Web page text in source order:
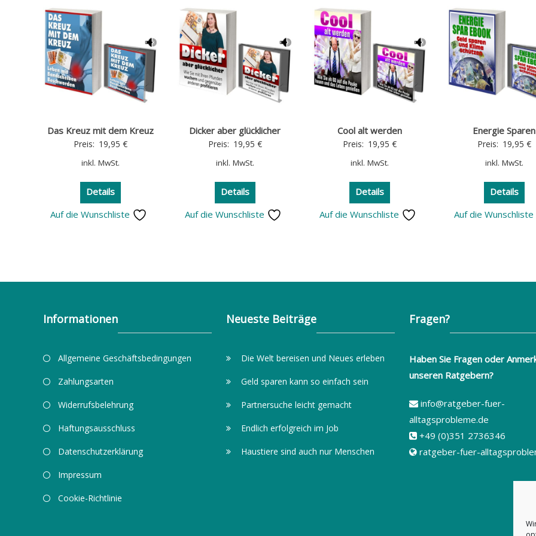
Das Kreuz mit dem Kreuz
Preis: 19,95 €
inkl. MwSt.
Details
Auf die Wunschliste
Dicker aber glücklicher
Preis: 19,95 €
inkl. MwSt.
Details
Auf die Wunschliste
Cool alt werden
Preis: 19,95 €
inkl. MwSt.
Details
Auf die Wunschliste
Energie Sparen
Preis: 19,95 €
inkl. MwSt.
Details
Auf die Wunschliste
Informationen
Allgemeine Geschäftsbedingungen
Zahlungsarten
Widerrufsbelehrung
Haftungsausschluss
Datenschutzerklärung
Impressum
Cookie-Richtlinie
Neueste Beiträge
Die Welt bereisen und Neues erleben
Geld sparen kann so einfach sein
Partnersuche leicht gemacht
Endlich erfolgreich im Job
Haustiere sind auch nur Menschen
Fragen?
Haben Sie Fragen oder
unseren Ratgebern?
info@ratgeber-fuer-
alltagsprobleme.de
+49 (0)351 2736346
ratgeber-fuer-